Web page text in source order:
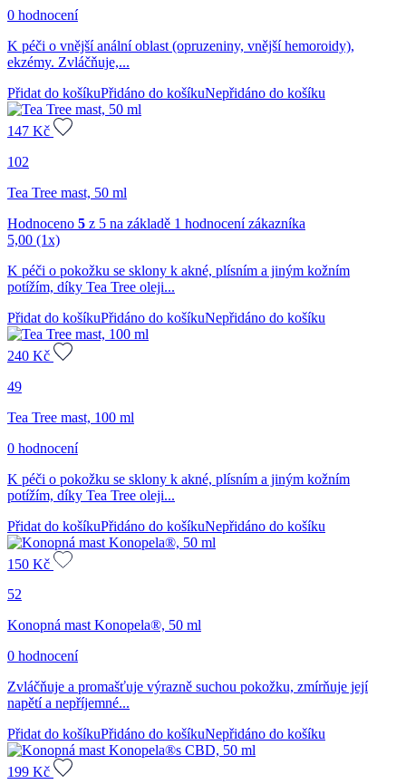
0 hodnocení
K péči o vnější anální oblast (opruzeniny, vnější hemoroidy),
ekzémy. Zvláčňuje,...
Přidat do košíkuPřidáno do košíkuNepřidáno do košíku
147 Kč
102
Tea Tree mast, 50 ml
Hodnoceno 5 z 5 na základě 1 hodnocení zákazníka
5,00 (1x)
K péči o pokožku se sklony k akné, plísním a jiným kožním
potížím, díky Tea Tree oleji...
Přidat do košíkuPřidáno do košíkuNepřidáno do košíku
240 Kč
49
Tea Tree mast, 100 ml
0 hodnocení
K péči o pokožku se sklony k akné, plísním a jiným kožním
potížím, díky Tea Tree oleji...
Přidat do košíkuPřidáno do košíkuNepřidáno do košíku
150 Kč
52
Konopná mast Konopela®, 50 ml
0 hodnocení
Zvláčňuje a promašťuje výrazně suchou pokožku, zmírňuje její
napětí a nepříjemné...
Přidat do košíkuPřidáno do košíkuNepřidáno do košíku
199 Kč